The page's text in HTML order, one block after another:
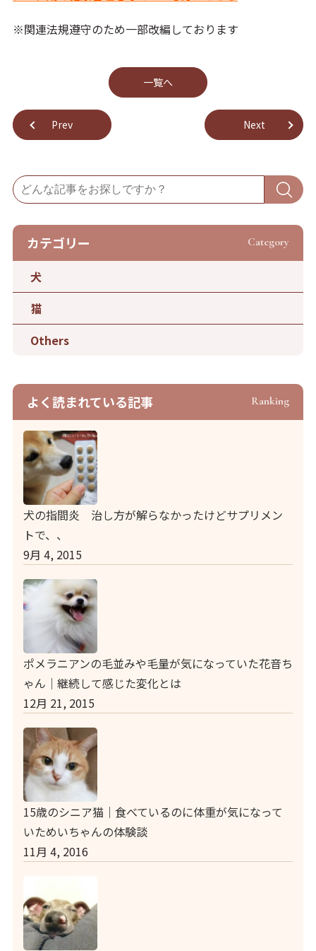
※関連法規遵守のため一部改編しております
Prev
⼀覧へ
Next
カテゴリー Category
犬
猫
Others
よく読まれている記事 Ranking
犬の指間炎 治し方が解らなかったけどサプリメン
トで、、
9月 4, 2015
ポメラニアンの毛並みや毛量が気になっていた花音ち
ゃん｜継続して感じた変化とは
12月 21, 2015
15歳のシニア猫｜食べているのに体重が気になって
いためいちゃんの体験談
11月 4, 2016